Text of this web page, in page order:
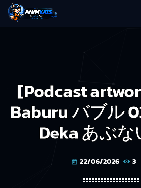
[Podcast
Baburu バブル
Deka あぶ
today 22/06/2026 3